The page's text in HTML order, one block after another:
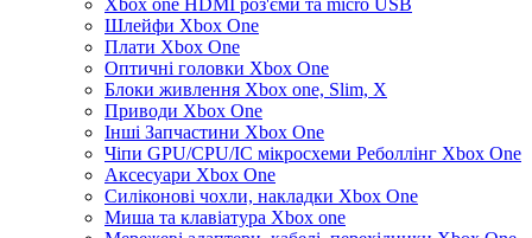
Xbox one HDMI роз'єми та micro USB
Шлейфи Xbox One
Плати Xbox One
Оптичні головки Xbox One
Блоки живлення Xbox one, Slim, X
Приводи Xbox One
Інші Запчастини Xbox One
Чіпи GPU/CPU/IC мікросхеми Реболлінг Xbox One
Аксесуари Xbox One
Силіконові чохли, накладки Xbox One
Миша та клавіатура Xbox one